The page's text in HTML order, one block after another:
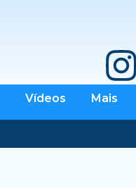
Vídeos Mais